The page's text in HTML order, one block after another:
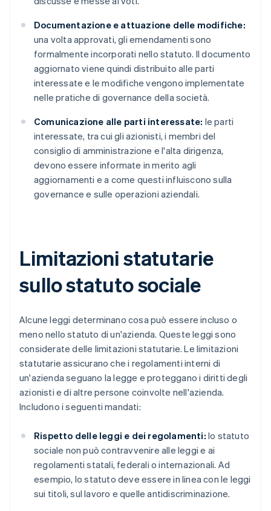
Documentazione e attuazione delle modifiche:
una volta approvati, gli emendamenti sono
formalmente incorporati nello statuto. Il documento
aggiornato viene quindi distribuito alle parti
interessate e le modifiche vengono implementate
nelle pratiche di governance della società.
Comunicazione alle parti interessate: le parti
interessate, tra cui gli azionisti, i membri del
consiglio di amministrazione e l'alta dirigenza,
devono essere informate in merito agli
aggiornamenti e a come questi influiscono sulla
governance e sulle operazioni aziendali.
Limitazioni statutarie
sullo statuto sociale
Alcune leggi determinano cosa può essere incluso o
meno nello statuto di un'azienda. Queste leggi sono
considerate delle limitazioni statutarie. Le limitazioni
statutarie assicurano che i regolamenti interni di
un'azienda seguano la legge e proteggano i diritti degli
azionisti e di altre persone coinvolte nell'azienda.
Includono i seguenti mandati:
Rispetto delle leggi e dei regolamenti: lo statuto
sociale non può contravvenire alle leggi e ai
regolamenti statali, federali o internazionali. Ad
esempio, lo statuto deve essere in linea con le leggi
sui titoli, sul lavoro e quelle antidiscriminazione.